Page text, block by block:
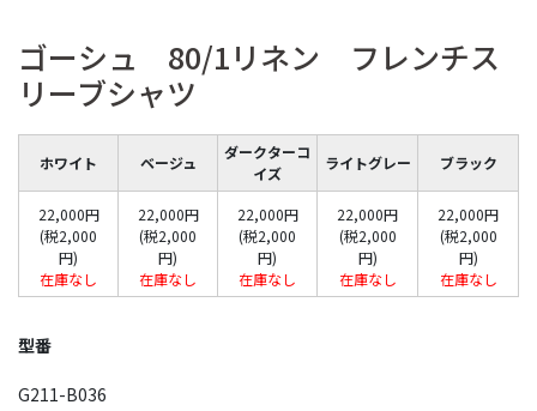
ゴーシュ 80/1リネン フレンチス
リーブシャツ
ホワイト ベージュ
ダークターコ
イズ
ライトグレー ブラック
22,000円
(税2,000
円)
在庫なし
22,000円
(税2,000
円)
在庫なし
22,000円
(税2,000
円)
在庫なし
22,000円
(税2,000
円)
在庫なし
22,000円
(税2,000
円)
在庫なし
型番
G211-B036